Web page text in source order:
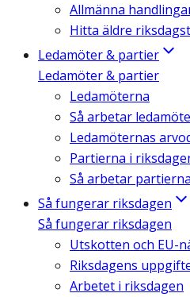
Allmänna
Hitta äldre
Ledamöter & partier
Ledamöter & partier
Ledamöterna
Så arbetar
Ledamöternas
Partierna i
Så arbetar partierna
Så fungerar riksdagen
Så fungerar riksdagen
Utskotten och EU-
Riksdagens
Arbetet i riksdagen